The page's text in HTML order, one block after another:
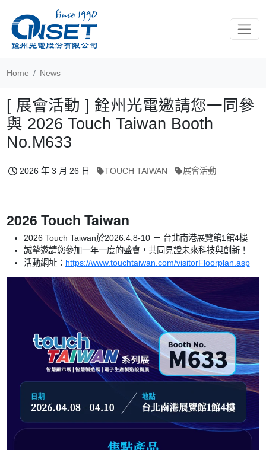
Home News
[ 展會活動 ] 銓州光電邀請您一同參
與 2026 Touch Taiwan Booth
No.M633
2026 年 3 月 26 日 TOUCH TAIWAN 展會活動
2026 Touch Taiwan
2026 Touch Taiwan於2026.4.8-10 － 台北南港展覽館1館4樓
誠摯邀請您參加一年一度的盛會，共同見證未來科技與創新！
活動網址： https://www.touchtaiwan.com/visitorFloorplan.asp